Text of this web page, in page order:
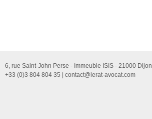
6, rue Saint-John Perse - Immeuble ISIS - 21000 Dijon
+33 (0)3 804 804 35 | contact@lerat-avocat.com